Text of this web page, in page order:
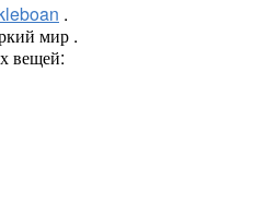
.
мир .
вещей: